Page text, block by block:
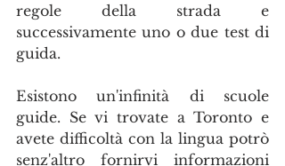
regole della strada e
successivamente uno o due test di
guida.
Esistono un'infinità di scuole
guide. Se vi trovate a Toronto e
avete difficoltà con la lingua potrò
senz'altro fornirvi informazioni